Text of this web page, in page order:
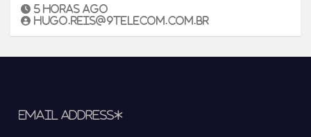
5 horas ago
hugo.reis@9telecom.com.br